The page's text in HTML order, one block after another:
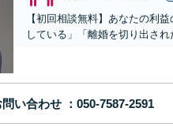
【初回相談無料】あなたの利
している」「離婚を切り出さ
い合わせ